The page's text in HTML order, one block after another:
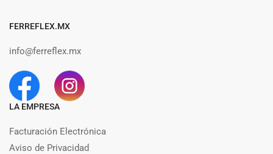
FERREFLEX.MX
info@ferreflex.mx
LA EMPRESA
Facturación Electrónica
Aviso de Privacidad